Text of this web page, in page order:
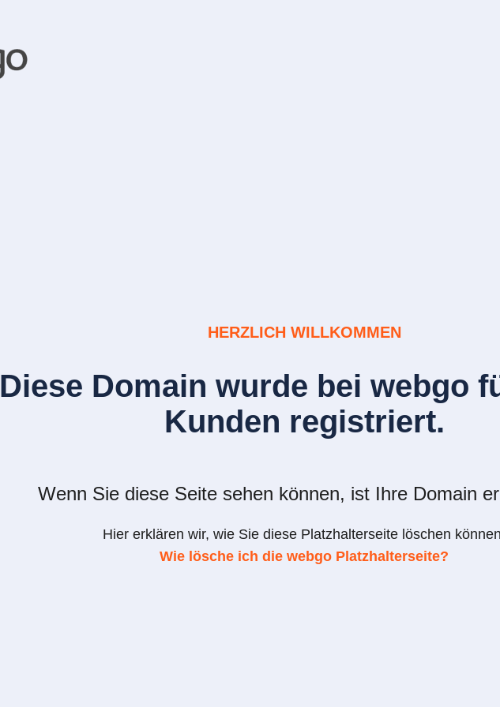
HERZLICH WILLKOMMEN
Diese Domain wurde bei webgo
Kunden registriert.
Wenn Sie diese Seite sehen können, ist Ihre Domain
Hier erklären wir, wie Sie diese Platzhalterseite löschen
Wie lösche ich die webgo Platzhalterseite?